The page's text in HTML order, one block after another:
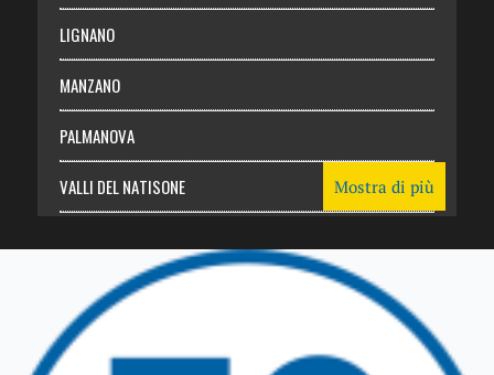
LIGNANO
MANZANO
PALMANOVA
VALLI DEL NATISONE
TRICESIMO
TARCENTO
Mostra di più